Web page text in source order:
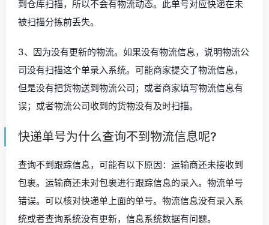
到仓库扫描，所以不会有物流动态。此单号对应快递在未
被扫描分拣前丢失。
3、因为没有更新的物流。如果没有物流信息，说明物流公
司没有扫描这个单录入系统。可能商家提交了物流信息，
但是没有把货物送到物流公司；或者商家填写物流信息有
误；或者物流公司收到的货物没有及时扫描。
快递单号为什么查询不到物流信息呢?
查询不到跟踪信息，可能有以下原因：运输商还未接收到
包裹。运输商还未对包裹进行跟踪信息的录入。物流单号
错误。可以核对快递单上面的单号。物流信息没有录入系
统或者查询系统没有更新，信息系统数据有问题。